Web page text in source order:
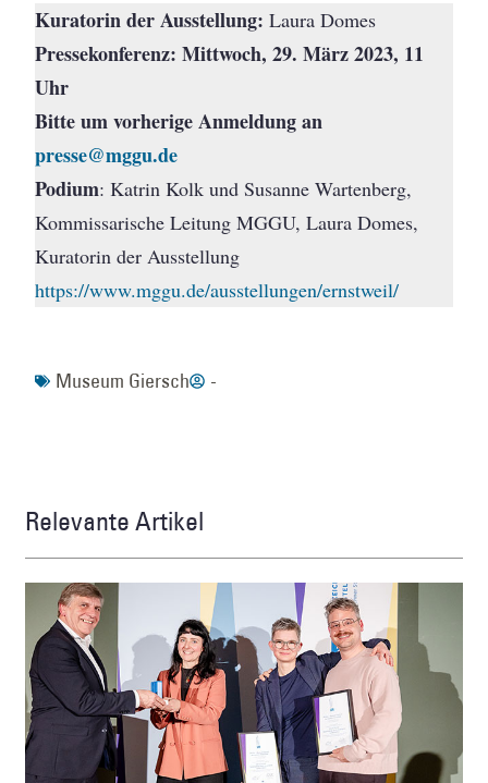
Kuratorin der Ausstellung: Laura Domes
Pressekonferenz: Mittwoch, 29. März 2023, 11
Uhr
Bitte um vorherige Anmeldung an
presse@mggu.de
Podium: Katrin Kolk und Susanne Wartenberg,
Kommissarische Leitung MGGU, Laura Domes,
Kuratorin der Ausstellung
https://www.mggu.de/ausstellungen/ernstweil/
Museum Giersch -
Relevante Artikel